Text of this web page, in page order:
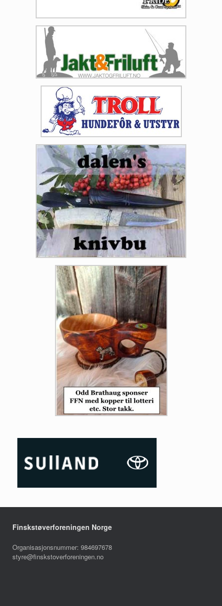
Finskstøverforeningen Norge
Organisasjonsnummer: 984697678
styre@finskstoverforeningen.no